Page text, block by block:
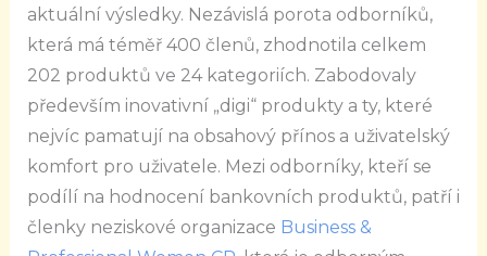
aktuální výsledky. Nezávislá porota odborníků,
která má téměř 400 členů, zhodnotila celkem
202 produktů ve 24 kategoriích. Zabodovaly
především inovativní „digi“ produkty a ty, které
nejvíc pamatují na obsahový přínos a uživatelský
komfort pro uživatele. Mezi odborníky, kteří se
podílí na hodnocení bankovních produktů, patří i
členky neziskové organizace Business &